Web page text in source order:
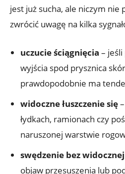
jest już sucha, ale niczym nie
zwrócić uwagę na kilka
uczucie ściągnięcia –
wyjścia spod prysznica
prawdopodobnie ma
widoczne łuszczenie się
łydkach, ramionach czy
naruszonej warstwie
swędzenie bez
objaw przesuszenia lub